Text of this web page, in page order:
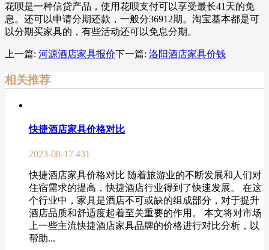
花呗是一种信贷产品，使用花呗支付可以享受最长41天的免
息。还可以申请分期还款，一般分36912期。淘宝基本都是可
以分期买家具的，有些活动还可以免息分期。
上一篇: 河源酒店家具报价下一篇: 洛阳酒店家具价钱
相关推荐
快捷酒店家具价格对比
2023-08-17 431
快捷酒店家具价格对比 随着旅游业的不断发展和人们对
住宿需求的提高，快捷酒店行业得到了快速发展。 在这
个行业中，家具是酒店不可或缺的组成部分，对于提升
酒店品质和舒适度起着至关重要的作用。 本文将对市场
上一些主流快捷酒店家具品牌的价格进行对比分析，以
帮助...